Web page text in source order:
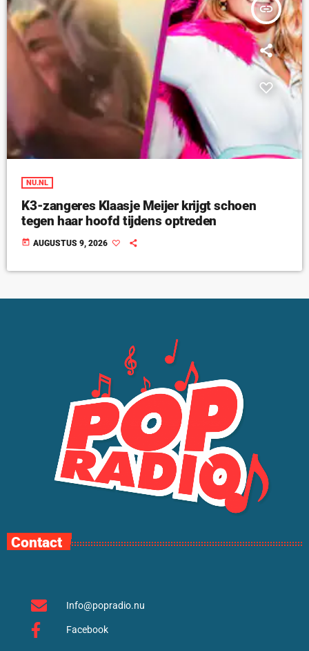
insert_link
NU.NL
K3-zangeres Klaasje Meijer krijgt schoen
tegen haar hoofd tijdens optreden
today AUGUSTUS 9, 2026
Contact
Info@popradio.nu
Facebook